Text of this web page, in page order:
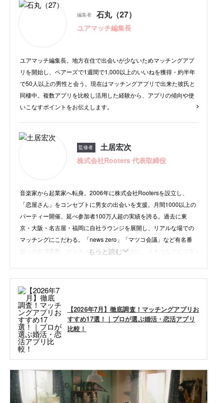
編集者 石丸（27）
ユアマッチ編集長
ユアマッチ編集長。地方在住で出会いが少ないためマッチングアプ
リを開始し、ペアーズで1週間で1,000以上のいいねを獲得・約半年
で50人以上の男性と会う。現在はマッチングアプリで出来た彼氏と
同棲中。複数アプリを比較し活用した経験から、アプリの傾向や使
いこなすポイントをお伝えします。
監修者 土居宏次
株式会社Rooters 代表取締役
音楽家から起業家へ転身。2006年に株式会社Rootersを設立し、
「恋屋さん」をコンセプトに男女の出会いを支援。月間1000以上の
パーティー開催、延べ参加者100万人超の実績を誇る。過去に東
京・大阪・名古屋・福岡に自社ラウンジを展開し、リアルな場での
マッチングにこだわる。「news zero」「マツコ会議」など有名番
組への出演多数。エンタメ業界の経験を活かし、人をつなぐビジネ
instagram
・X
・株式会社Rooters
もっと読む
【2026年7月】徹底調査！マッチングアプリお
すすめ17選！｜プロが選ぶ婚活・恋活アプリ
比較！